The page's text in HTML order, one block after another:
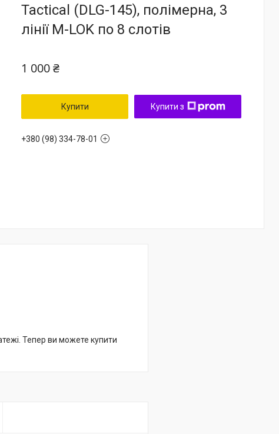
Tactical (DLG-145), полімерна, 3
лінії M-LOK по 8 слотів
1 000 ₴
Купити Купити з
+380 (98) 334-78-01
Тепер ви можете купити